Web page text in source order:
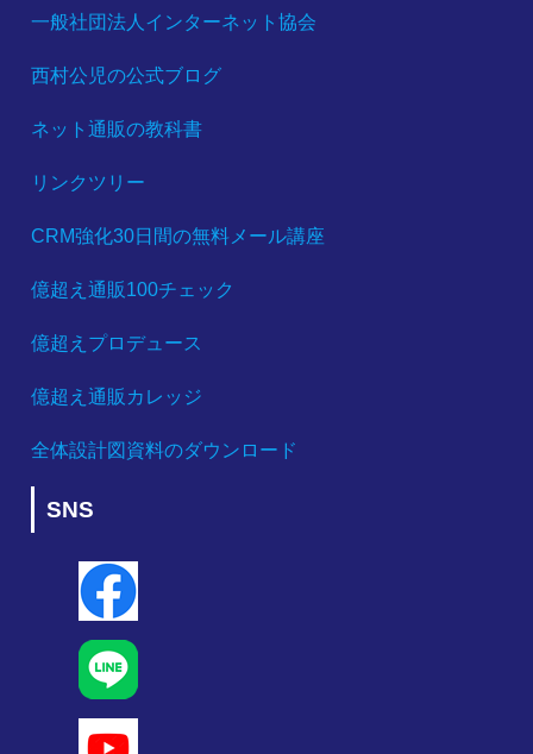
一般社団法人インターネット協会
西村公児の公式ブログ
ネット通販の教科書
リンクツリー
CRM強化30日間の無料メール講座
億超え通販100チェック
億超えプロデュース
億超え通販カレッジ
全体設計図資料のダウンロード
SNS